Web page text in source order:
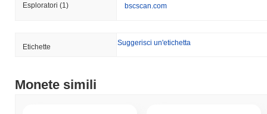
Esploratori (1) bscscan.com
Etichette Suggerisci un'etichetta
Monete simili